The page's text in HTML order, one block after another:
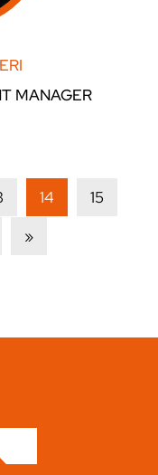
MANAGER
14
15
»